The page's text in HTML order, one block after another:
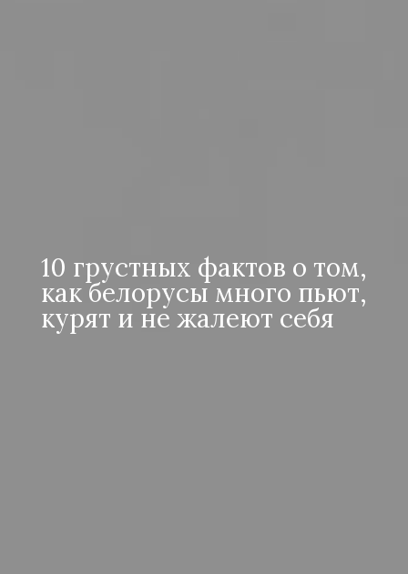
10 грустных фактов о том,
как белорусы много пьют,
курят и не жалеют себя